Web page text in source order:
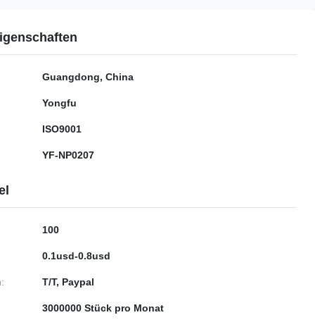
Guangdong, China
Yongfu
ISO9001
YF-NP0207
100
0.1usd-0.8usd
T/T, Paypal
3000000 Stück pro Monat